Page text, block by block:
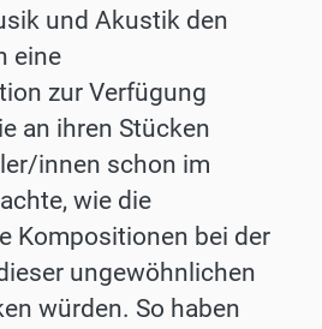
und Akustik den
eine
zur Verfügung
an ihren Stücken
innen schon im
wie die
Kompositionen bei der
ungewöhnlichen
würden. So haben